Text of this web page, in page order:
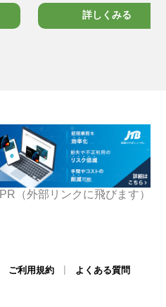
詳しくみる
PR（外部リンクに飛びます）
ご利用規約
よくある質問